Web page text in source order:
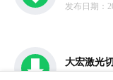
发布日期：
大宏激光